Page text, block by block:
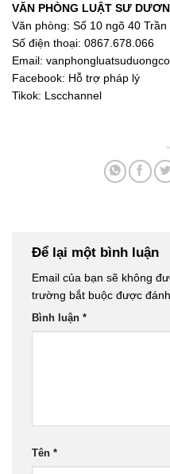
VĂN PHÒNG LUẬT SƯ
Văn phòng: Số 10 ngõ 40
Số điện thoại: 0867.678.066
Email:
Facebook: Hỗ trợ pháp lý
Tikok: Lscchannel
Để lại một bình luận
Email của bạn sẽ không
trường bắt buộc được
Bình luận *
Tên *